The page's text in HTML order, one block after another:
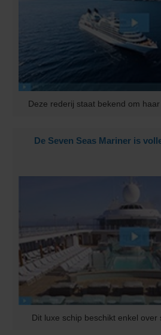
Deze rederij staat bekend om
De Seven Seas Mariner is
Dit luxe schip beschikt enkel over